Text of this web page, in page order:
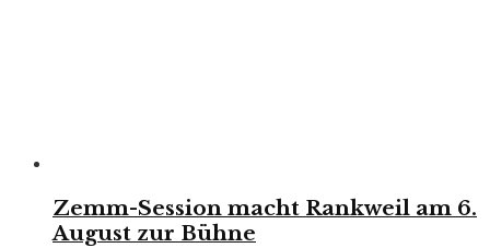
Zemm-Session macht Rankweil am 6.
August zur Bühne